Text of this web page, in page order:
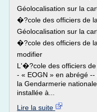
Géolocalisation sur la
�?cole des officiers de
Géolocalisation sur la
�?cole des officiers de
modifier
L'�?cole des officiers
- « EOGN » en abrégé
la Gendarmerie
installée à...
Lire la suite